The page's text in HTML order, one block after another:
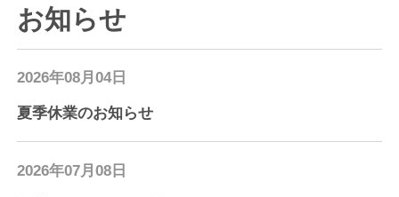
お知らせ
2026年08月04日
夏季休業のお知らせ
2026年07月08日